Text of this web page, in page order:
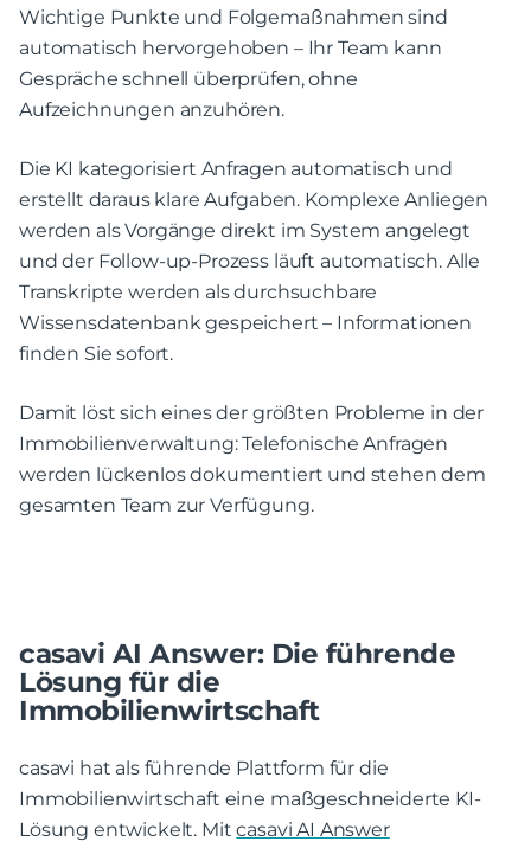
Wichtige Punkte und Folgemaßnahmen sind
automatisch hervorgehoben – Ihr Team kann
Gespräche schnell überprüfen, ohne
Aufzeichnungen anzuhören.
Die KI kategorisiert Anfragen automatisch und
erstellt daraus klare Aufgaben. Komplexe Anliegen
werden als Vorgänge direkt im System angelegt
und der Follow-up-Prozess läuft automatisch. Alle
Transkripte werden als durchsuchbare
Wissensdatenbank gespeichert – Informationen
finden Sie sofort.
Damit löst sich eines der größten Probleme in der
Immobilienverwaltung: Telefonische Anfragen
werden lückenlos dokumentiert und stehen dem
gesamten Team zur Verfügung.
casavi AI Answer: Die führende
Lösung für die
Immobilienwirtschaft
casavi hat als führende Plattform für die
Immobilienwirtschaft eine maßgeschneiderte KI-
Lösung entwickelt. Mitcasavi AI Answer